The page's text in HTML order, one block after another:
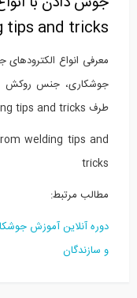
tips and tricks
معرفی انواع الکترودهای
جوشکاری، جنس روکش و
طرف welding tips and tricks
welding tips and
tricks
مطالب مرتبط:
دوره آنلاين آموزش
و سازندگان